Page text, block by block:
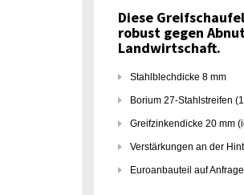
Diese
robust gegen
Landwirtschaft.
Stahlblechdicke 8 mm
Borium 27-Stahlstreifen
Greifzinkendicke 20 mm
Verstärkungen an der
Euroanbauteil auf